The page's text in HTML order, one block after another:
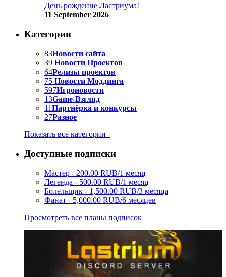
День рождение Ластриума!
11 September 2026
Категории
83Новости сайта
39 Новости Проектов
64Релизы проектов
75 Новости Моддинга
597Игроновости
13Game-Взгляд
11Партнёрка и конкурсы
27Разное
Показать все категории
Доступные подписки
Мастер - 200.00 RUB/1 месяц
Легенда - 500.00 RUB/1 месяц
Болельщик - 1,500.00 RUB/3 месяца
Фанат - 5,000.00 RUB/6 месяцев
Просмотреть все планы подписок